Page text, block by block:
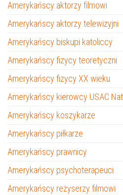
Amerykańscy aktorzy filmowi
Amerykańscy aktorzy telewizyjni
Amerykańscy biskupi katoliccy
Amerykańscy fizycy teoretyczni
Amerykańscy fizycy XX wieku
Amerykańscy kierowcy USAC
Amerykańscy koszykarze
Amerykańscy piłkarze
Amerykańscy prawnicy
Amerykańscy psychoterapeuci
Amerykańscy reżyserzy filmowi